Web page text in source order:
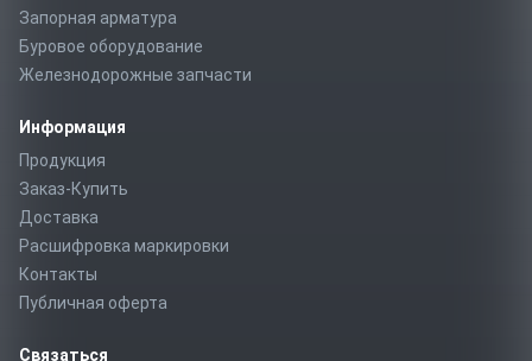
Запорная арматура
Буровое оборудование
Железнодорожные запчасти
Информация
Продукция
Заказ-Купить
Доставка
Расшифровка маркировки
Контакты
Публичная оферта
Связаться